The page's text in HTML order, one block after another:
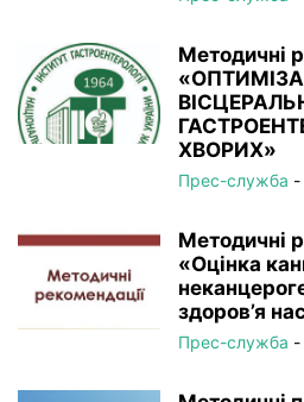
Методичні
ХВОРИХ»
Прес-служба -
Методичні
«Оцінка
здоров’я
Прес-служба -